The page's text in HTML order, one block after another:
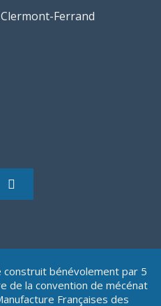
Ferrand
bénévolement par 5
de la convention de mécénat
Françaises des